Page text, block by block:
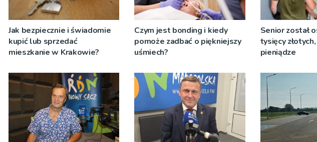
Jak bezpiecznie i świadomie
kupić lub sprzedać
mieszkanie w Krakowie?
Czym jest bonding i kiedy
pomoże zadbać o piękniejszy
uśmiech?
Senior został
tysięcy
pieniądze